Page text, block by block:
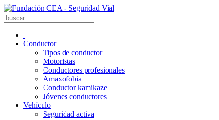
Conductor
Tipos de conductor
Motoristas
Conductores profesionales
Amaxofobia
Conductor kamikaze
Jóvenes conductores
Vehículo
Seguridad activa